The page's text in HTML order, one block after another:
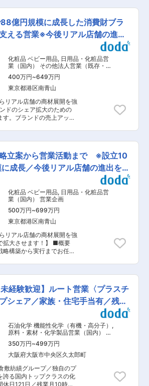
て業務に慣れていただきま
顧客を持ち、将来的には希
職を目指して頂く事が可能
ため仕事プライベートメ
とか可能です。事務作業の
ステムをフル活用していま
であり続ける」という想
品をお探しのメーカー様
の専門商社です。 テーブル
商社として、業務用食器
お客様に提供してきまし
な関係が、大きな強みで
ーズに応えるため、10万を
は紙のカタログやデジタル
示会も多数開催していま
社の定める業務
いただきます。 ・既存取引
あるいは新規取引先獲得も
化
やヘアケア等の理美容品メ
営業を担当します。並行し
イアントは、約5〜10社
っているものを知っていた
研修期間は、まず製造部
。製造現場での研修終了
従事していただきます。
習得するには、現場を知る
、配属先での業務に必要な
るための環境も整備して
の意見箱があり、年次や役
の制度や運営改善につなが
ってみる」を大切にしてお
務や改善プロジェクトに挑
事を通じて着実にスキル
◇社長との1on1 定期的
実施しており、業務課題だ
リアや身につけたいスキ
いて直接相談できます。
」のではなく、自身の意
ていける点が大きな魅力
企業 当社グループ売上高
は約1,450名規模へ成長
外で積極的な設備投資を
開始。成長フェーズの企業
齢に関係なく実力次第で成
める業務
88億円規模に成長した消費財ブラ
える営業※今後リアル店舗の進出
化粧品 ベビー用品, 日用品・化粧品営
業（国内） その他法人営業（既存・ル
ートセールス中心）
400万円~649万円
東京都港区南青山
リアル店舗の商材展開を強
。ブランドの売上アップ
促 ・新規販路の開拓、取引
は大手ドラッグストア、シ
など ■戦略 SOLIA
として圧倒的な成長ポテン
。 現在、リアル店舗での取
ばしており、全ブランド
してきております。今
数年以内に10,000店舗以
ております。 ■備考
彩りを提供し、心を豊かに
財ブランドを複数展開す
の思想を“社会に存在させ
魅力的なブランドでも、
せず、導線に乗らなけれ
売場提案、在庫調整、施策
ランドの“代理人”として
年で500億を目指す拡張期
がり続け、市場展開の第一
せしたいと考えています。
、営業活動のみならずチ
与していただきます。あ
ドの存在価値を社会に証明
、ベビースキンケア
わいい」を仕込み、気持ち
に展開するヘアケアブラ
者理解にこだわった消費
けて提供しています。 ●公
organic.com/ ●大
略立案から営業活動まで ※設立10
成長／今後リアル店舗の進出を強
化粧品 ベビー用品, 日用品・化粧品営
業（国内） 営業企画
500万円~699万円
東京都港区南青山
リアル店舗の商材展開を強
させます！】 ■概要
略構築から実行までお任せ
まで行うことで、今後の営
を期待します。 ■業務
と売上管理（商品別・チャ
の商談・提案営業 ・新規
の交渉 ・社内（マーケティ
理等）との連携による需
要顧客は大手ドラッグスト
大手量販店など ■戦略
り扱い店舗数を急速に伸
合わせ1,000店舗を突破
後、日本全国に広め、数年
で販売される計画となっ
する瞬間”をつくる消費財
経験歓迎】ルート営業〈プラスチ
シェア／家族・住宅手当有／残業
石油化学 機能性化学（有機・高分子） ,
原料・素材・化学製品営業（国内） 日
用品・化粧品営業（国内）
350万円~499万円
大阪府大阪市中央区久太郎町
紡績グループ／独自のプ
誇る国内トップクラスの化
日121日／残業月10時間